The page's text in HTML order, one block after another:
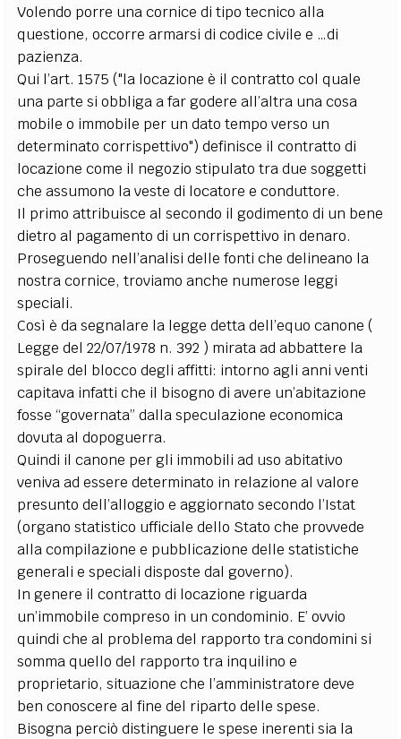
Volendo porre una cornice di tipo tecnico alla
questione, occorre armarsi di codice civile e …di
pazienza.
Qui l’art. 1575 ("la locazione è il contratto col quale
una parte si obbliga a far godere all’altra una cosa
mobile o immobile per un dato tempo verso un
determinato corrispettivo") definisce il contratto di
locazione come il negozio stipulato tra due soggetti
che assumono la veste di locatore e conduttore.
Il primo attribuisce al secondo il godimento di un bene
dietro al pagamento di un corrispettivo in denaro.
Proseguendo nell’analisi delle fonti che delineano la
nostra cornice, troviamo anche numerose leggi
speciali.
Così è da segnalare la legge detta dell’equo canone (
Legge del 22/07/1978 n. 392 ) mirata ad abbattere la
spirale del blocco degli affitti: intorno agli anni venti
capitava infatti che il bisogno di avere un’abitazione
fosse “governata” dalla speculazione economica
dovuta al dopoguerra.
Quindi il canone per gli immobili ad uso abitativo
veniva ad essere determinato in relazione al valore
presunto dell’alloggio e aggiornato secondo l’Istat
(organo statistico ufficiale dello Stato che provvede
alla compilazione e pubblicazione delle statistiche
generali e speciali disposte dal governo).
In genere il contratto di locazione riguarda
un’immobile compreso in un condominio. E’ ovvio
quindi che al problema del rapporto tra condomini si
somma quello del rapporto tra inquilino e
proprietario, situazione che l’amministratore deve
ben conoscere al fine del riparto delle spese.
Bisogna perciò distinguere le spese inerenti sia la